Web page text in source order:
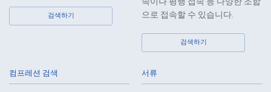
shall comply with the standards prescribed by laws and regulations
and implement appropriate security control measures.
In the case of the leak of personal information or other such incidents,
the extent reasonable and take steps to prevent recurrence, based on
the principle that the Customers, etc. shall be protected first.
검색하기
으로 접속할 수 있습니다.
검색하기
컴프레션 검색 서류